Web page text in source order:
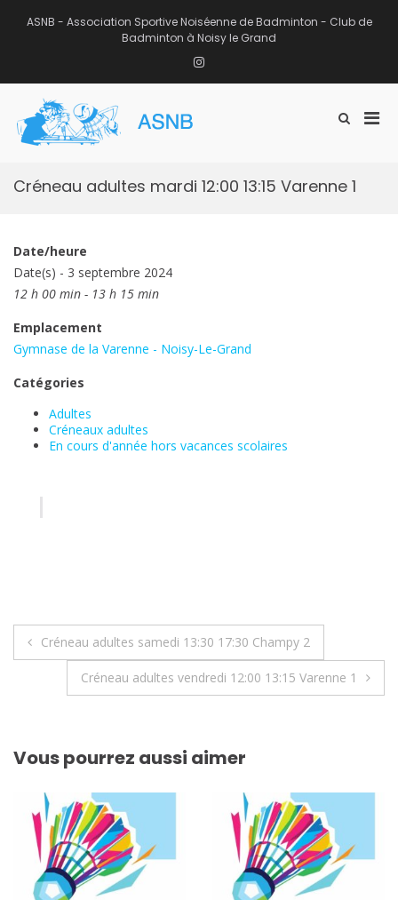
ASNB - Association Sportive Noiséenne de Badminton - Club de
Badminton à Noisy le Grand
Instagram
Afficher
recherche
Créneau adultes mardi 12:00 13:15 Varenne 1
Date/heure
Date(s) - 3 septembre 2024
12 h 00 min - 13 h 15 min
Emplacement
Gymnase de la Varenne - Noisy-Le-Grand
Catégories
Adultes
Créneaux adultes
En cours d'année hors vacances scolaires
Navigation
Créneau adultes samedi 13:30 17:30 Champy 2
Créneau adultes vendredi 12:00 13:15 Varenne 1
Vous pourrez aussi aimer